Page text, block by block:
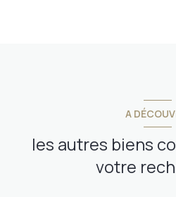
A
les autres biens
votre